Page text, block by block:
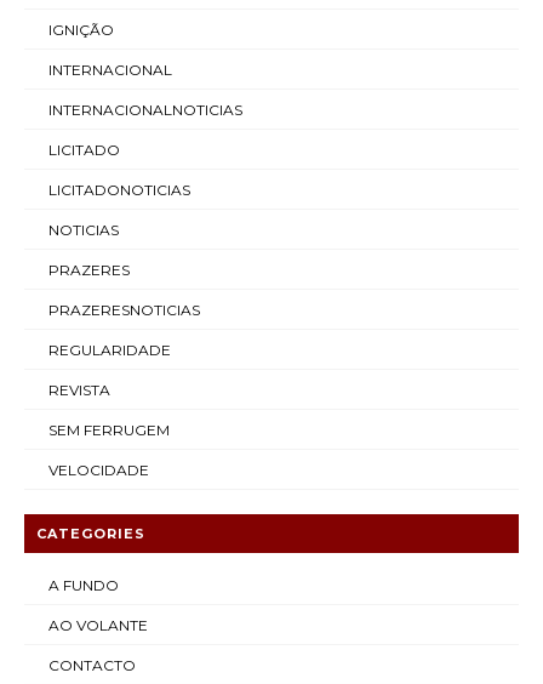
IGNIÇÃO
INTERNACIONAL
INTERNACIONALNOTICIAS
LICITADO
LICITADONOTICIAS
NOTICIAS
PRAZERES
PRAZERESNOTICIAS
REGULARIDADE
REVISTA
SEM FERRUGEM
VELOCIDADE
CATEGORIES
A FUNDO
AO VOLANTE
CONTACTO